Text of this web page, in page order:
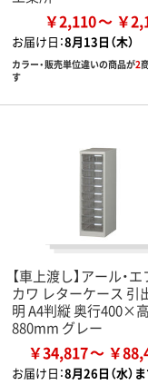
￥2,110 ￥
お届け日：8月13日（木）
カラー・販売単位違いの商品が2
す
【車上渡し】アール・エ
カワ レターケース 引
明 A4判縦 奥行400×高
880mm グレー
￥34,817 ￥
お届け日：8月26日（水）